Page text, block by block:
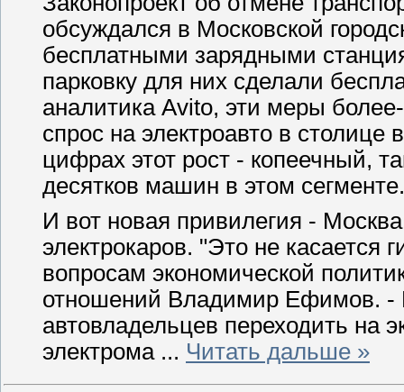
обсуждался в Московской
бесплатными зарядными
парковку для них сделали
аналитика Avito, эти меры
спрос на электроавто в
цифрах этот рост - копеечный,
десятков машин в этом сегменте.
И вот новая привилегия -
электрокаров. "Это не касается
вопросам экономической
отношений Владимир Ефимов. -
автовладельцев переходить на
электрома ... Читать дальше »